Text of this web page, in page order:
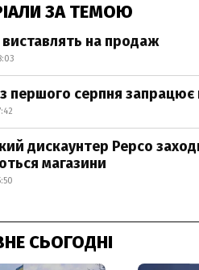
ЗА ТЕМОЮ
на продаж
з першого серпня
дискаунтер Pepco
магазини
СЬОГОДНІ